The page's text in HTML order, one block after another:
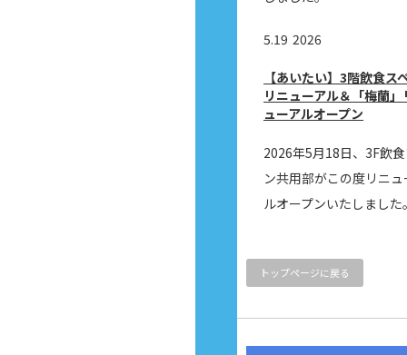
5.19 2026
【あいたい】3階飲食ス
リニューアル＆「梅蘭」
ューアルオープン
2026年5月18日、3F飲
ン共用部がこの度リニュ
ルオープンいたしました
トップページに戻る